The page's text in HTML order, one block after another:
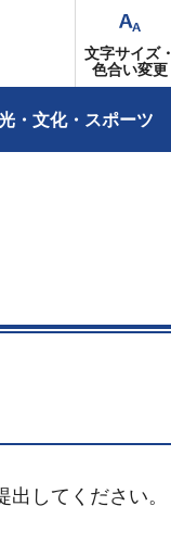
文字サイズ・
色合い変更
・文化・スポーツ
してください。